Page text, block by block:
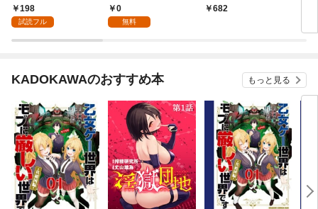
けど、今度は筋書きブ
チ壊して生き延びる～
198
試読フル
レイヤー、異世界を攻
略中！～【分冊版】
0
無料
レイヤー、異世界を攻
682
せ
KADOKAWAのおすすめ本 もっと見る